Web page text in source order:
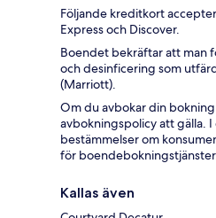
Följande kreditkort
Express och Discover.
Boendet bekräftar att man
och desinficering som
(Marriott).
Om du avbokar din
avbokningspolicy att gälla.
bestämmelser om
för
Kallas även